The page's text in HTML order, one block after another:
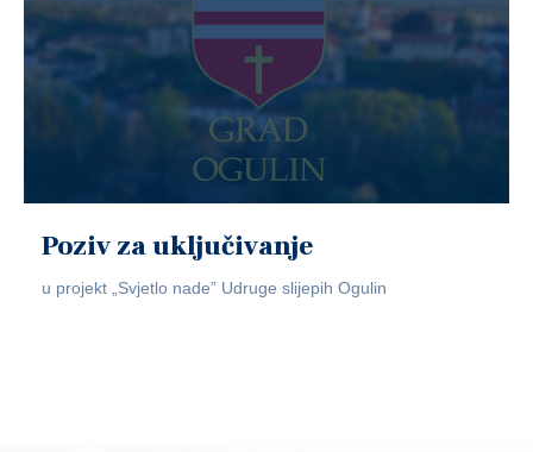
Poziv za uključivanje
u projekt „Svjetlo nade” Udruge slijepih Ogulin